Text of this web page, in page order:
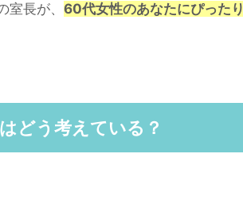
長が、 60代女性のあなたにぴったり
どう考えている？